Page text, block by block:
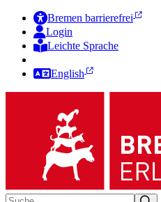
Bremen barrierefrei
Login
Leichte Sprache
English